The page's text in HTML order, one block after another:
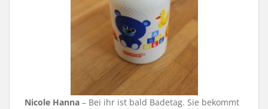
Nicole Hanna – Bei ihr ist bald Badetag. Sie bekommt